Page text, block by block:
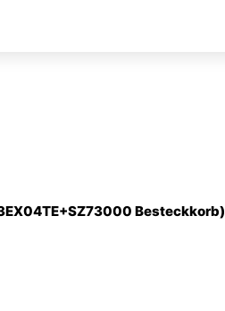
Besteckkorb)